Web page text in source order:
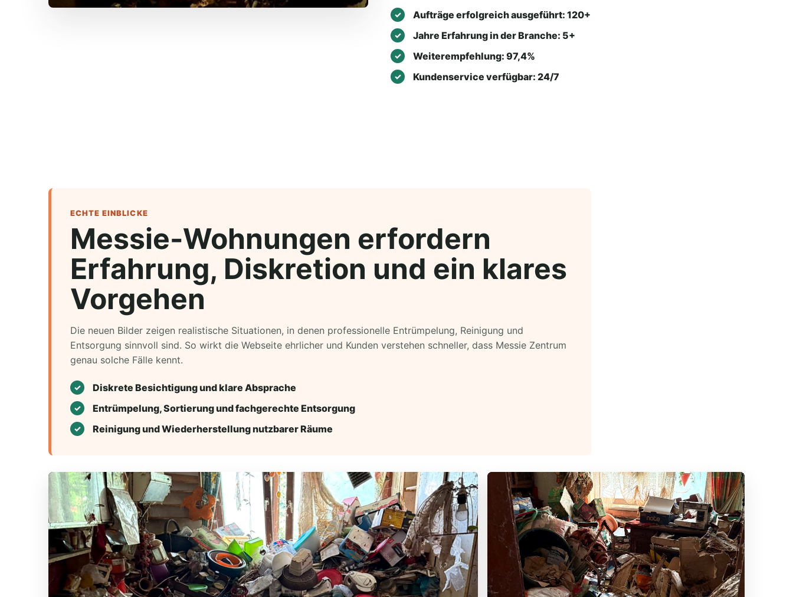
Aufträge erfolgreich ausgeführt: 120+
Jahre Erfahrung in der Branche: 5+
Weiterempfehlung: 97,4%
Kundenservice verfügbar: 24/7
ECHTE EINBLICKE
Messie-Wohnungen erfordern
Erfahrung, Diskretion und ein klares
Vorgehen
Die neuen Bilder zeigen realistische Situationen, in denen professionelle Entrümpelung, Reinigung und
Entsorgung sinnvoll sind. So wirkt die Webseite ehrlicher und Kunden verstehen schneller, dass Messie Zentrum
genau solche Fälle kennt.
Diskrete Besichtigung und klare Absprache
Entrümpelung, Sortierung und fachgerechte Entsorgung
Reinigung und Wiederherstellung nutzbarer Räume